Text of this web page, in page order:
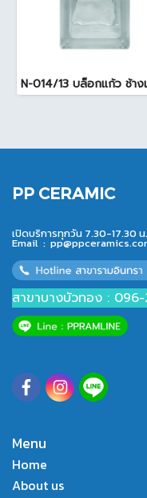
PP CERAMIC
เปิดบริการทุกวัน 7.30-17.30 น.
Email :
สาขาบางบัวทอง :
Menu
Home
About us